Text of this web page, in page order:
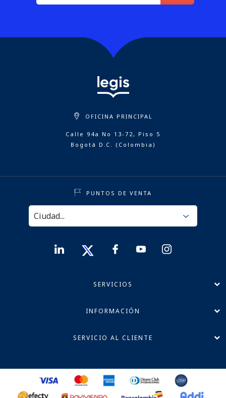
OFICINA PRINCIPAL
Calle 94a No 13-72, Piso 5
Bogotá D.C. (Colombia)
PUNTOS DE VENTA
SERVICIOS
INFORMACIÓN
SERVICIO AL CLIENTE